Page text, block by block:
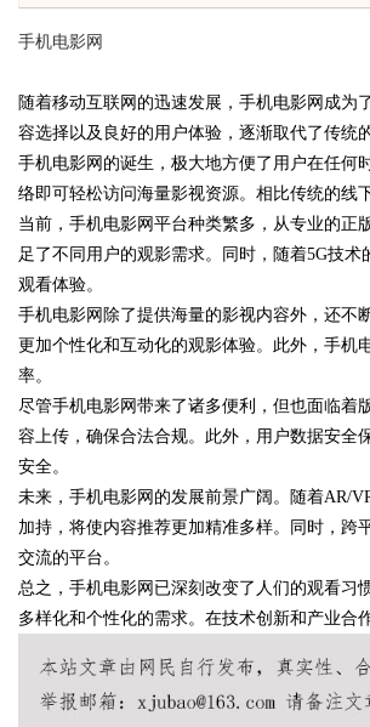
uz
!
手机电影网
随着移动互联网的迅速发展，手机电影网成
容选择以及良好的用户体验，逐渐取代了传统
手机电影网的诞生，极大地方便了用户在任何
络即可轻松访问海量影视资源。相比传统的线
当前，手机电影网平台种类繁多，从专业的正
足了不同用户的观影需求。同时，随着5G技
观看体验。
手机电影网除了提供海量的影视内容外，还不
更加个性化和互动化的观影体验。此外，手
率。
尽管手机电影网带来了诸多便利，但也面临着
容上传，确保合法合规。此外，用户数据安全
安全。
未来，手机电影网的发展前景广阔。随着AR/
加持，将使内容推荐更加精准多样。同时，跨
交流的平台。
总之，手机电影网已深刻改变了人们的观看习
多样化和个性化的需求。在技术创新和产业合
：创新与品质并存
发体系全